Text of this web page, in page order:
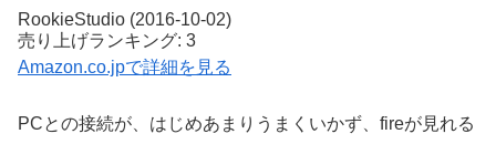
RookieStudio (2016-10-02)
売り上げランキング: 3
Amazon.co.jpで詳細を見る
PCとの接続が、はじめあまりうまくいかず、fireが見れる